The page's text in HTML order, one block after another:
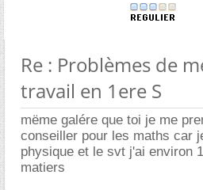
Re : Problèmes de
travail en 1ere S
mëme galére que toi je me
conseiller pour les maths car
physique et le svt j'ai environ
matiers